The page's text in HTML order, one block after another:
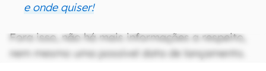
e onde quiser!
Fora isso, não há mais informações a respeito,
nem mesmo uma possível data de lançamento.